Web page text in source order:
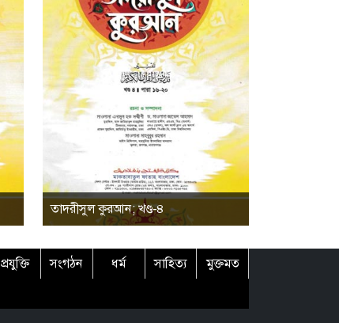
তাদরীসুল কুরআন; খণ্ড-৪
প্রযুক্তি সংগঠন ধর্ম সাহিত্য
মুক্তমত